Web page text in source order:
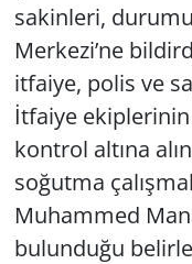
sakinleri,
Merkezi’ne
itfaiye, polis ve
İtfaiye
kontrol altına
soğutma
Muhammed
bulunduğu